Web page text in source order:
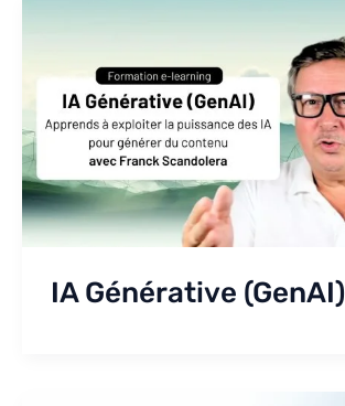
IA Générative (GenAI)